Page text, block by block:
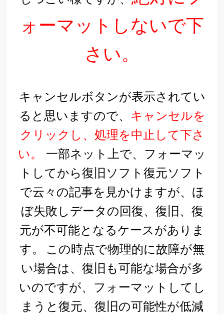
ォーマットしないで下
さい。
キャンセルボタンが表示されてい
ると思いますので、 キャンセルを
クリックし、処理を中止して下さ
い。
一部ネット上で、フォーマッ
トしてから復旧ソフト復元ソフト
で云々の記事を見かけますが、ほ
ぼ失敗しデータの回復、復旧、復
元が不可能となるケースがありま
す。
この時点で物理的に故障が無
い場合は、復旧も可能な場合が多
いのですが、フォーマットしてし
まうと復元、復旧の可能性が低減